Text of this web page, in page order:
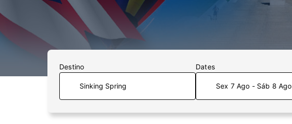
Destino Dates
Sex 7 Ago - Sáb 8 Ago